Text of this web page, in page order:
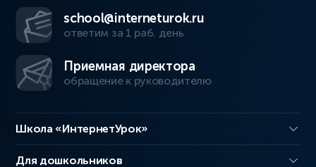
school@interneturok.ru
ответим за 1 раб. день
Приемная директора
обращение к руководителю
Школа «ИнтернетУрок»
Для дошкольников